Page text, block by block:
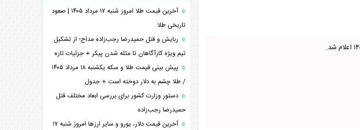
آخرین قیمت طلا امروز شنبه ۱۷ مرداد ۱۴۰۵ | صعود
تاریخی طلا
ربایش و قتل حمیدرضا رجب‌زاده مداح؛ از تشکیل
تیم ویژه کارآگاهان تا مثله شدن پیکر + جزئیات تازه
پیش بینی قیمت طلا و سکه یکشنبه ۱۸ مرداد ۱۴۰۵
/ طلا چشم به دلار دوخته است + جدول
دستور وزارت کشور برای بررسی ابعاد مختلف قتل
حمیدرضا رجب‌زاده
آخرین قیمت دلار، یورو و سایر ارز‌ها امروز شنبه ۱۷